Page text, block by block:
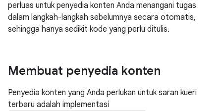
perluas untuk penyedia konten Anda menangani tugas
dalam langkah-langkah sebelumnya secara otomatis,
sehingga hanya sedikit kode yang perlu ditulis.
Membuat penyedia konten
Penyedia konten yang Anda perlukan untuk saran kueri
terbaru adalah implementasi